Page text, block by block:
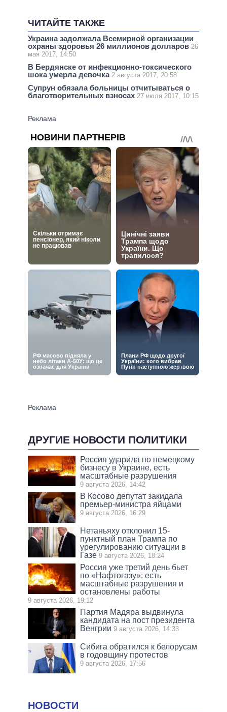
ЧИТАЙТЕ ТАКЖЕ
Украина задолжала Всемирной организации
охраны здоровья 26 миллионов долларов 26
мая 2017, 14:50
В Бердянске от инфекционно-токсического
шока умерла девочка 2 августа 2017, 20:58
Супрун обязала больницы отчитываться о
благотворительных взносах 27 июля 2017, 10:15
ДРУГИЕ НОВОСТИ ПОЛИТИКИ
Россия ударила по немецкому
бизнесу в Украине, есть
масштабные разрушения
9 августа 2026, 14:42
В Косово депутат закидала
премьер-министра яйцами
9 августа 2026, 16:29
Нетаньяху отклонил 15-
пунктный план Трампа по
урегулированию ситуации в
Газе 9 августа 2026, 18:24
Россия уже третий день бьет
по «Нафтогазу»: есть
масштабные разрушения и
остановлены работы
9 августа 2026, 19:12
Партия Мадяра выдвинула
кандидата на пост президента
Венгрии 9 августа 2026, 14:33
Сибига обратился к белорусам
в годовщину протестов
9 августа 2026, 17:56
НОВОСТИ